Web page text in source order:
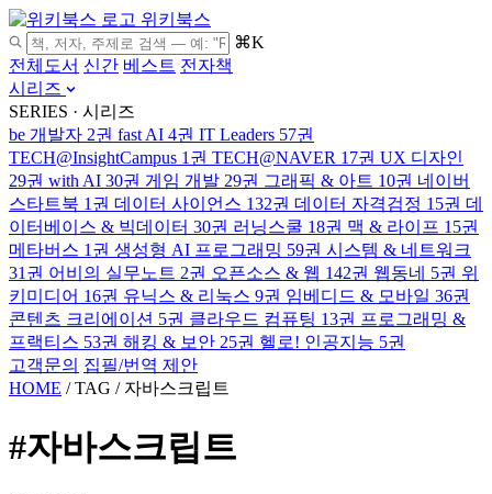
위키북스
⌘K
전체도서 신간 베스트 전자책
시리즈
SERIES · 시리즈
be 개발자 2권 fast AI 4권 IT Leaders 57권
TECH@InsightCampus 1권 TECH@NAVER 17권 UX 디자인
29권 with AI 30권 게임 개발 29권 그래픽 & 아트 10권 네이버
스타트북 1권 데이터 사이언스 132권 데이터 자격검정 15권 데
이터베이스 & 빅데이터 30권 러닝스쿨 18권 맥 & 라이프 15권
메타버스 1권 생성형 AI 프로그래밍 59권 시스템 & 네트워크
31권 어비의 실무노트 2권 오픈소스 & 웹 142권 웹동네 5권 위
키미디어 16권 유닉스 & 리눅스 9권 임베디드 & 모바일 36권
콘텐츠 크리에이션 5권 클라우드 컴퓨팅 13권 프로그래밍 &
프랙티스 53권 해킹 & 보안 25권 헬로! 인공지능 5권
고객문의 집필/번역 제안
HOME / TAG / 자바스크립트
#자바스크립트